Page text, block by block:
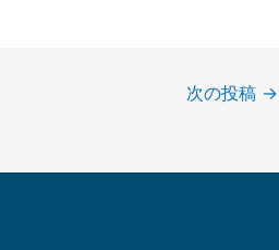
次の投稿 →